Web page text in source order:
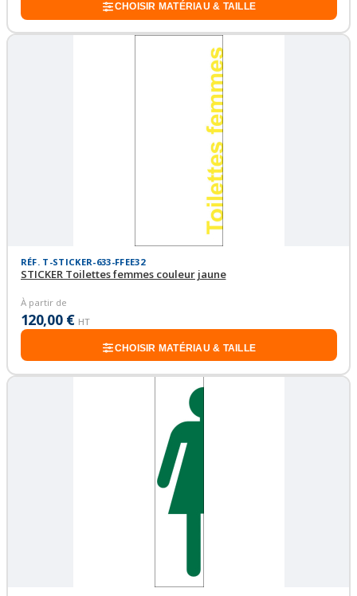
CHOISIR MATÉRIAU & TAILLE
RÉF. T-STICKER-633-FFEE32
STICKER Toilettes femmes couleur jaune
À partir de
120,00 € HT
CHOISIR MATÉRIAU & TAILLE